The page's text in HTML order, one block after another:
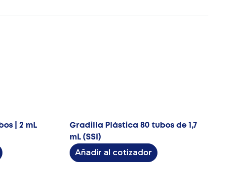
| 2 mL
Gradilla Plástica 80 tubos de 1,7
mL (SSI)
Añadir al cotizador